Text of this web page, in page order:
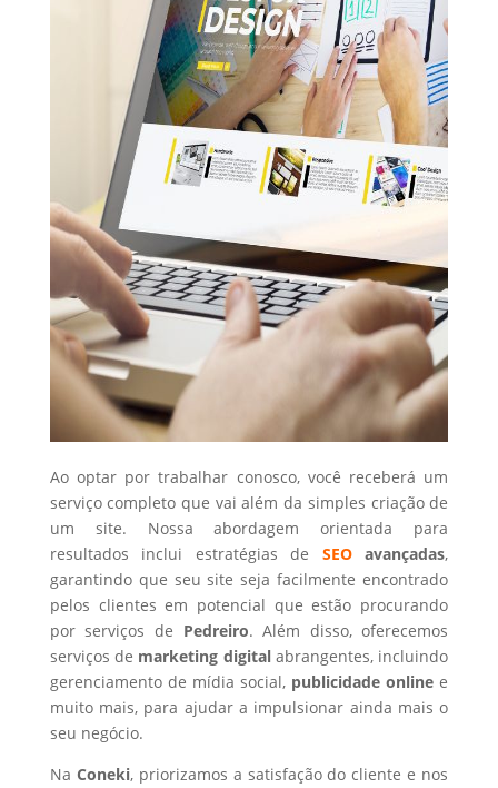
Ao optar por trabalhar conosco, você receberá um
serviço completo que vai além da simples criação de
um site. Nossa abordagem orientada para
resultados inclui estratégias de SEOavançadas,
garantindo que seu site seja facilmente encontrado
pelos clientes em potencial que estão procurando
por serviços de Pedreiro. Além disso, oferecemos
serviços de marketing digital abrangentes, incluindo
gerenciamento de mídia social, publicidade online e
muito mais, para ajudar a impulsionar ainda mais o
seu negócio.
Na Coneki, priorizamos a satisfação do cliente e nos